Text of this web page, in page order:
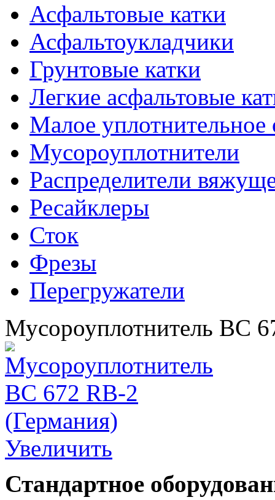
Асфальтовые катки
Асфальтоукладчики
Грунтовые катки
Легкие асфальтовые
Малое уплотнительное
Мусороуплотнители
Распределители
Ресайклеры
Сток
Фрезы
Перегружатели
Мусороуплотнитель BC
Увеличить
Стандартное